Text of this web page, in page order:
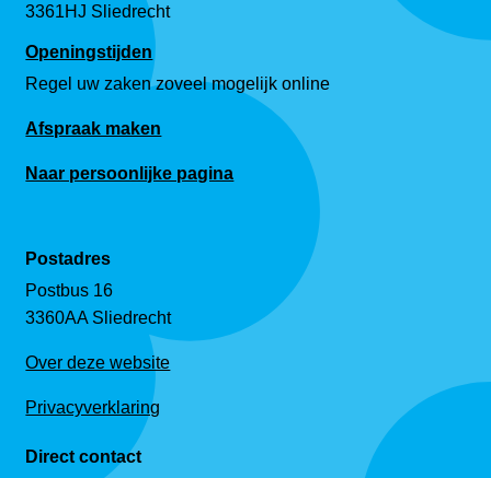
3361HJ Sliedrecht
Openingstijden
Regel uw zaken zoveel mogelijk online
Afspraak maken
Naar persoonlijke pagina
Postadres
Postbus 16
3360AA Sliedrecht
Over deze website
Privacyverklaring
Direct contact